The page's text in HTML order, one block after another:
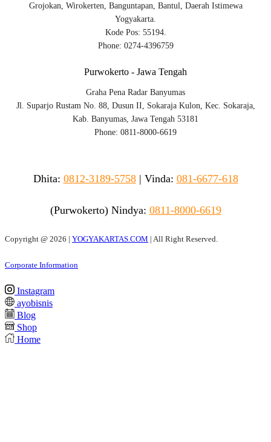
Grojokan, Wirokerten, Banguntapan, Bantul, Daerah Istimewa
Yogyakarta.
Kode Pos: 55194.
Phone: 0274-4396759
Purwokerto - Jawa Tengah
Graha Pena Radar Banyumas
Jl. Suparjo Rustam No. 88, Dusun II, Sokaraja Kulon, Kec. Sokaraja,
Kab. Banyumas, Jawa Tengah 53181
Phone: 0811-8000-6619
Dhita: 0812-3189-5758| Vinda: 081-6677-618
(Purwokerto) Nindya: 0811-8000-6619
Copyright @ 2026 | YOGYAKARTAS.COM | All Right Reserved.
Corporate Information
Instagram
ayobisnis
Blog
Shop
Home